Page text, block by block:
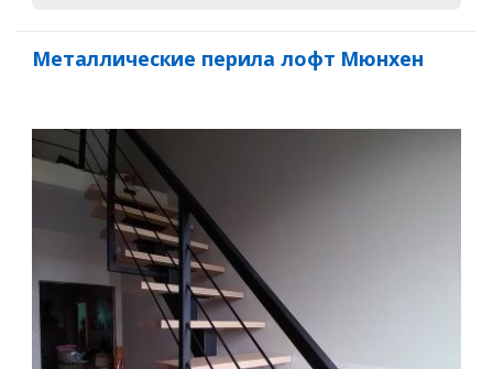
Металлические перила лофт Мюнхен